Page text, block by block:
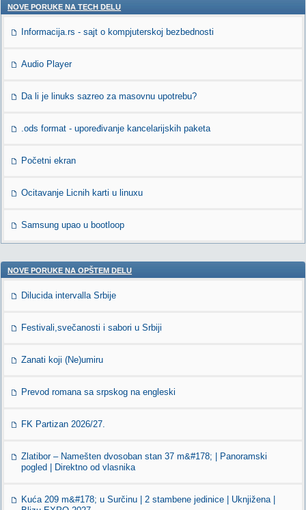
NOVE PORUKE NA TECH DELU
Informacija.rs - sajt o kompjuterskoj bezbednosti
Audio Player
Da li je linuks sazreo za masovnu upotrebu?
.ods format - upoređivanje kancelarijskih paketa
Početni ekran
Ocitavanje Licnih karti u linuxu
Samsung upao u bootloop
NOVE PORUKE NA OPŠTEM DELU
Dilucida intervalla Srbije
Festivali,svečanosti i sabori u Srbiji
Zanati koji (Ne)umiru
Prevod romana sa srpskog na engleski
FK Partizan 2026/27.
Zlatibor – Namešten dvosoban stan 37 m&#178; | Panoramski
pogled | Direktno od vlasnika
Kuća 209 m&#178; u Surčinu | 2 stambene jedinice | Uknjižena |